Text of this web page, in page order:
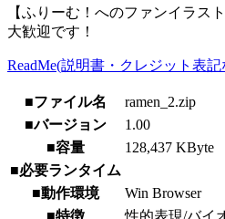
【ふりーむ！へのファンイラス
大歓迎です！
ReadMe(説明書・クレジット表記
■ファイル名
ramen_2.zip
■バージョン
1.00
■容量
128,437 KByte
■必要ランタイム
■動作環境
Win Browser
■特徴
性的表現/バイ